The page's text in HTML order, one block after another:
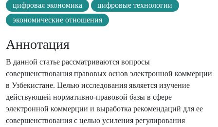
цифровая экономика
цифровые технологии
экономические отношения
Аннотация
В данной статье рассматриваются вопросы
совершенствования правовых основ электронной коммерции
в Узбекистане. Целью исследования является изучение
действующей нормативно-правовой базы в сфере
электронной коммерции и выработка рекомендаций для ее
совершенствования с целью усиления регулирования